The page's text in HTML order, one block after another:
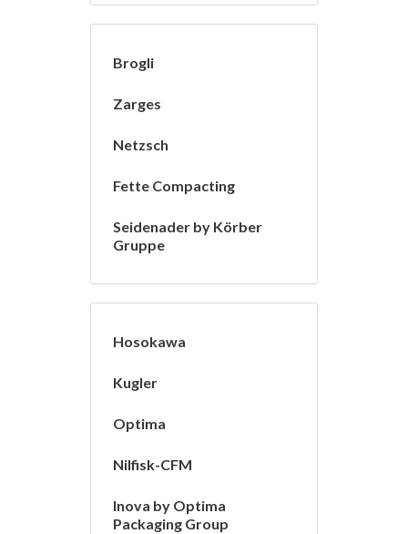
Brogli
Zarges
Netzsch
Fette Compacting
Seidenader by Körber
Gruppe
Hosokawa
Kugler
Optima
Nilfisk-CFM
Inova by Optima
Packaging Group